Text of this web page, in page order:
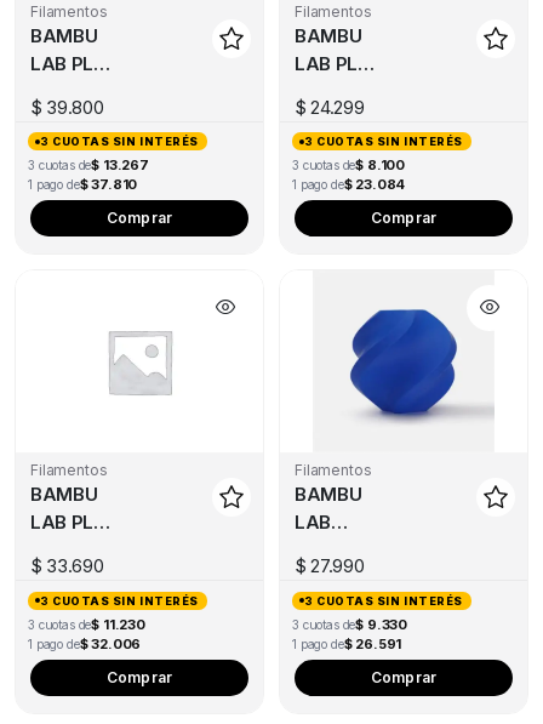
Filamentos
BAMBU
LAB PLA
1KG
$ 39.800
3 CUOTAS SIN INTERÉS
3 cuotas de$ 13.267
1 pago de$ 37.810
Comprar
Filamentos
BAMBU
LAB PLA
$ 24.299
3 CUOTAS SIN INTERÉS
3 cuotas de$ 8.100
1 pago de$ 23.084
Comprar
Filamentos
BAMBU
LAB PLA
1KG
$ 33.690
3 CUOTAS SIN INTERÉS
3 cuotas de$ 11.230
1 pago de$ 32.006
Comprar
Filamentos
BAMBU
LAB
PLA
BASIC
1KG
$ 27.990
3 CUOTAS SIN INTERÉS
3 cuotas de$ 9.330
1 pago de$ 26.591
Comprar